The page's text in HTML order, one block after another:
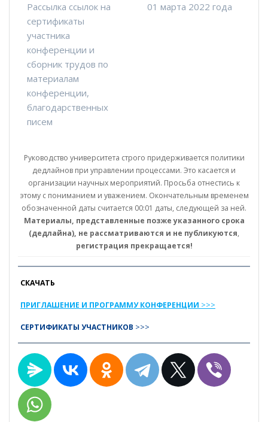
Рассылка ссылок на
сертификаты
участника
конференции и
сборник трудов по
материалам
конференции,
благодарственных
писем
01 марта 2022 года
Руководство университета строго придерживается политики
дедлайнов при управлении процессами. Это касается и
организации научных мероприятий. Просьба отнестись к
этому с пониманием и уважением. Окончательным временем
обозначенной даты считается 00:01 даты, следующей за ней.
Материалы, представленные позже указанного срока
(дедлайна), не рассматриваются и не публикуются,
регистрация прекращается!
СКАЧАТЬ
ПРИГЛАШЕНИЕ И ПРОГРАММУ КОНФЕРЕНЦИИ >>>
СЕРТИФИКАТЫ УЧАСТНИКОВ >>>